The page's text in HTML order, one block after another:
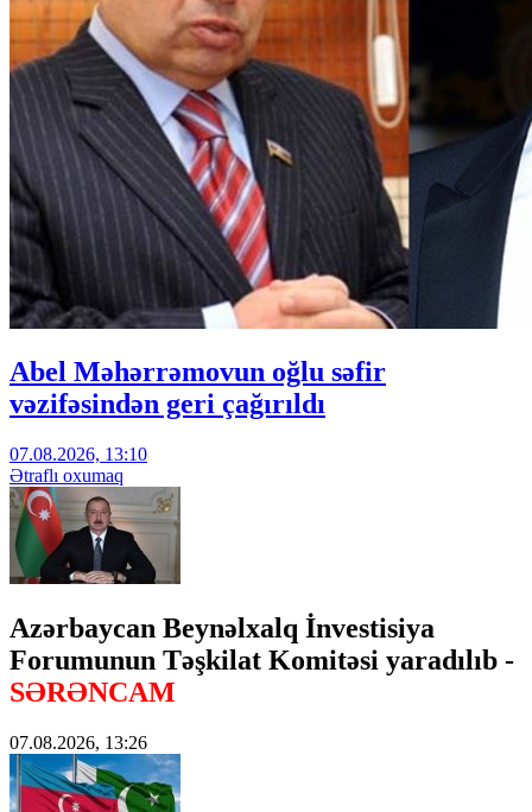
Abel Məhərrəmovun oğlu səfir
vəzifəsindən geri çağırıldı
07.08.2026, 13:10
Ətraflı oxumaq
Azərbaycan Beynəlxalq İnvestisiya
Forumunun Təşkilat Komitəsi yaradılıb -
SƏRƏNCAM
07.08.2026, 13:26